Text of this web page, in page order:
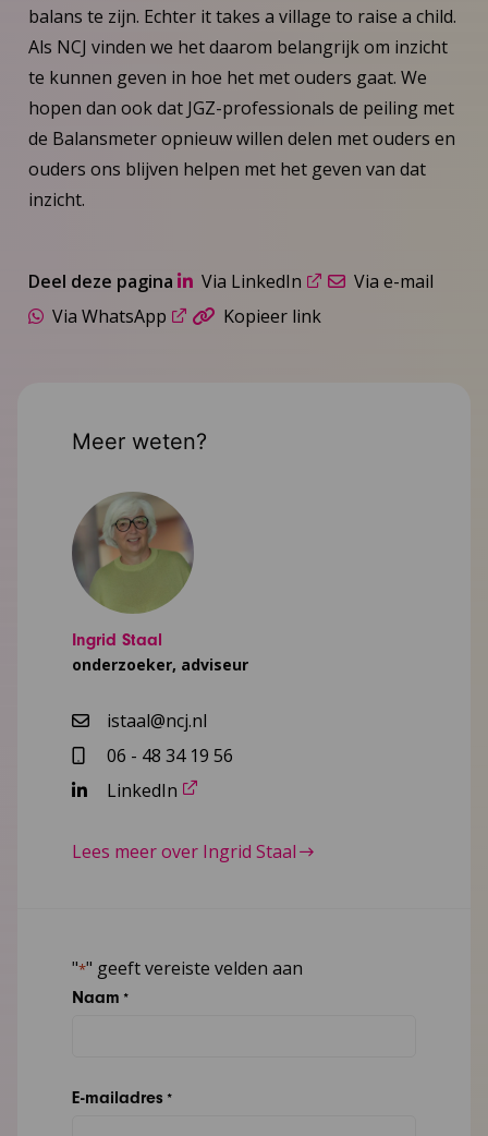
balans te zijn. Echter it takes a village to raise a child.
Als NCJ vinden we het daarom belangrijk om inzicht
te kunnen geven in hoe het met ouders gaat. We
hopen dan ook dat JGZ-professionals de peiling met
de Balansmeter opnieuw willen delen met ouders en
ouders ons blijven helpen met het geven van dat
inzicht.
Deel deze pagina Via LinkedIn
Via e-mail
Via WhatsApp
Kopieer link
Meer weten?
Ingrid Staal
onderzoeker, adviseur
istaal@ncj.nl
06 - 48 34 19 56
LinkedIn
Lees meer over Ingrid Staal
"*" geeft vereiste velden aan
Naam *
E-mailadres *